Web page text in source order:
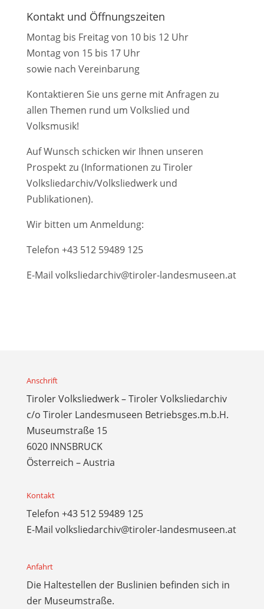
Kontakt und Öffnungszeiten
Montag bis Freitag von 10 bis 12 Uhr
Montag von 15 bis 17 Uhr
sowie nach Vereinbarung
Kontaktieren Sie uns gerne mit Anfragen zu
allen Themen rund um Volkslied und
Volksmusik!
Auf Wunsch schicken wir Ihnen unseren
Prospekt zu (Informationen zu Tiroler
Volksliedarchiv/Volksliedwerk und
Publikationen).
Wir bitten um Anmeldung:
Telefon +43 512 59489 125
E-Mail volksliedarchiv@tiroler-landesmuseen.at
Anschrift
Tiroler Volksliedwerk – Tiroler Volksliedarchiv
c/o Tiroler Landesmuseen Betriebsges.m.b.H.
Museumstraße 15
6020 INNSBRUCK
Österreich – Austria
Kontakt
Telefon +43 512 59489 125
E-Mail volksliedarchiv@tiroler-landesmuseen.at
Anfahrt
Die Haltestellen der Buslinien befinden sich in
der Museumstraße.